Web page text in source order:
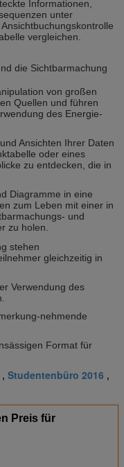
Informationen,
unter
vergleichen.
die Sichtbarmachung
von großen
Quellen und führen
des Energie-
Ansichten Ihrer Daten
oder eines
zu entdecken, die in
Diagramme in eine
zum Leben mit einer in
und
zu holen.
stehen
gleichzeitig in
Verwendung des
nehmende
Format für
, Studentenbüro 2016 ,
Preis für